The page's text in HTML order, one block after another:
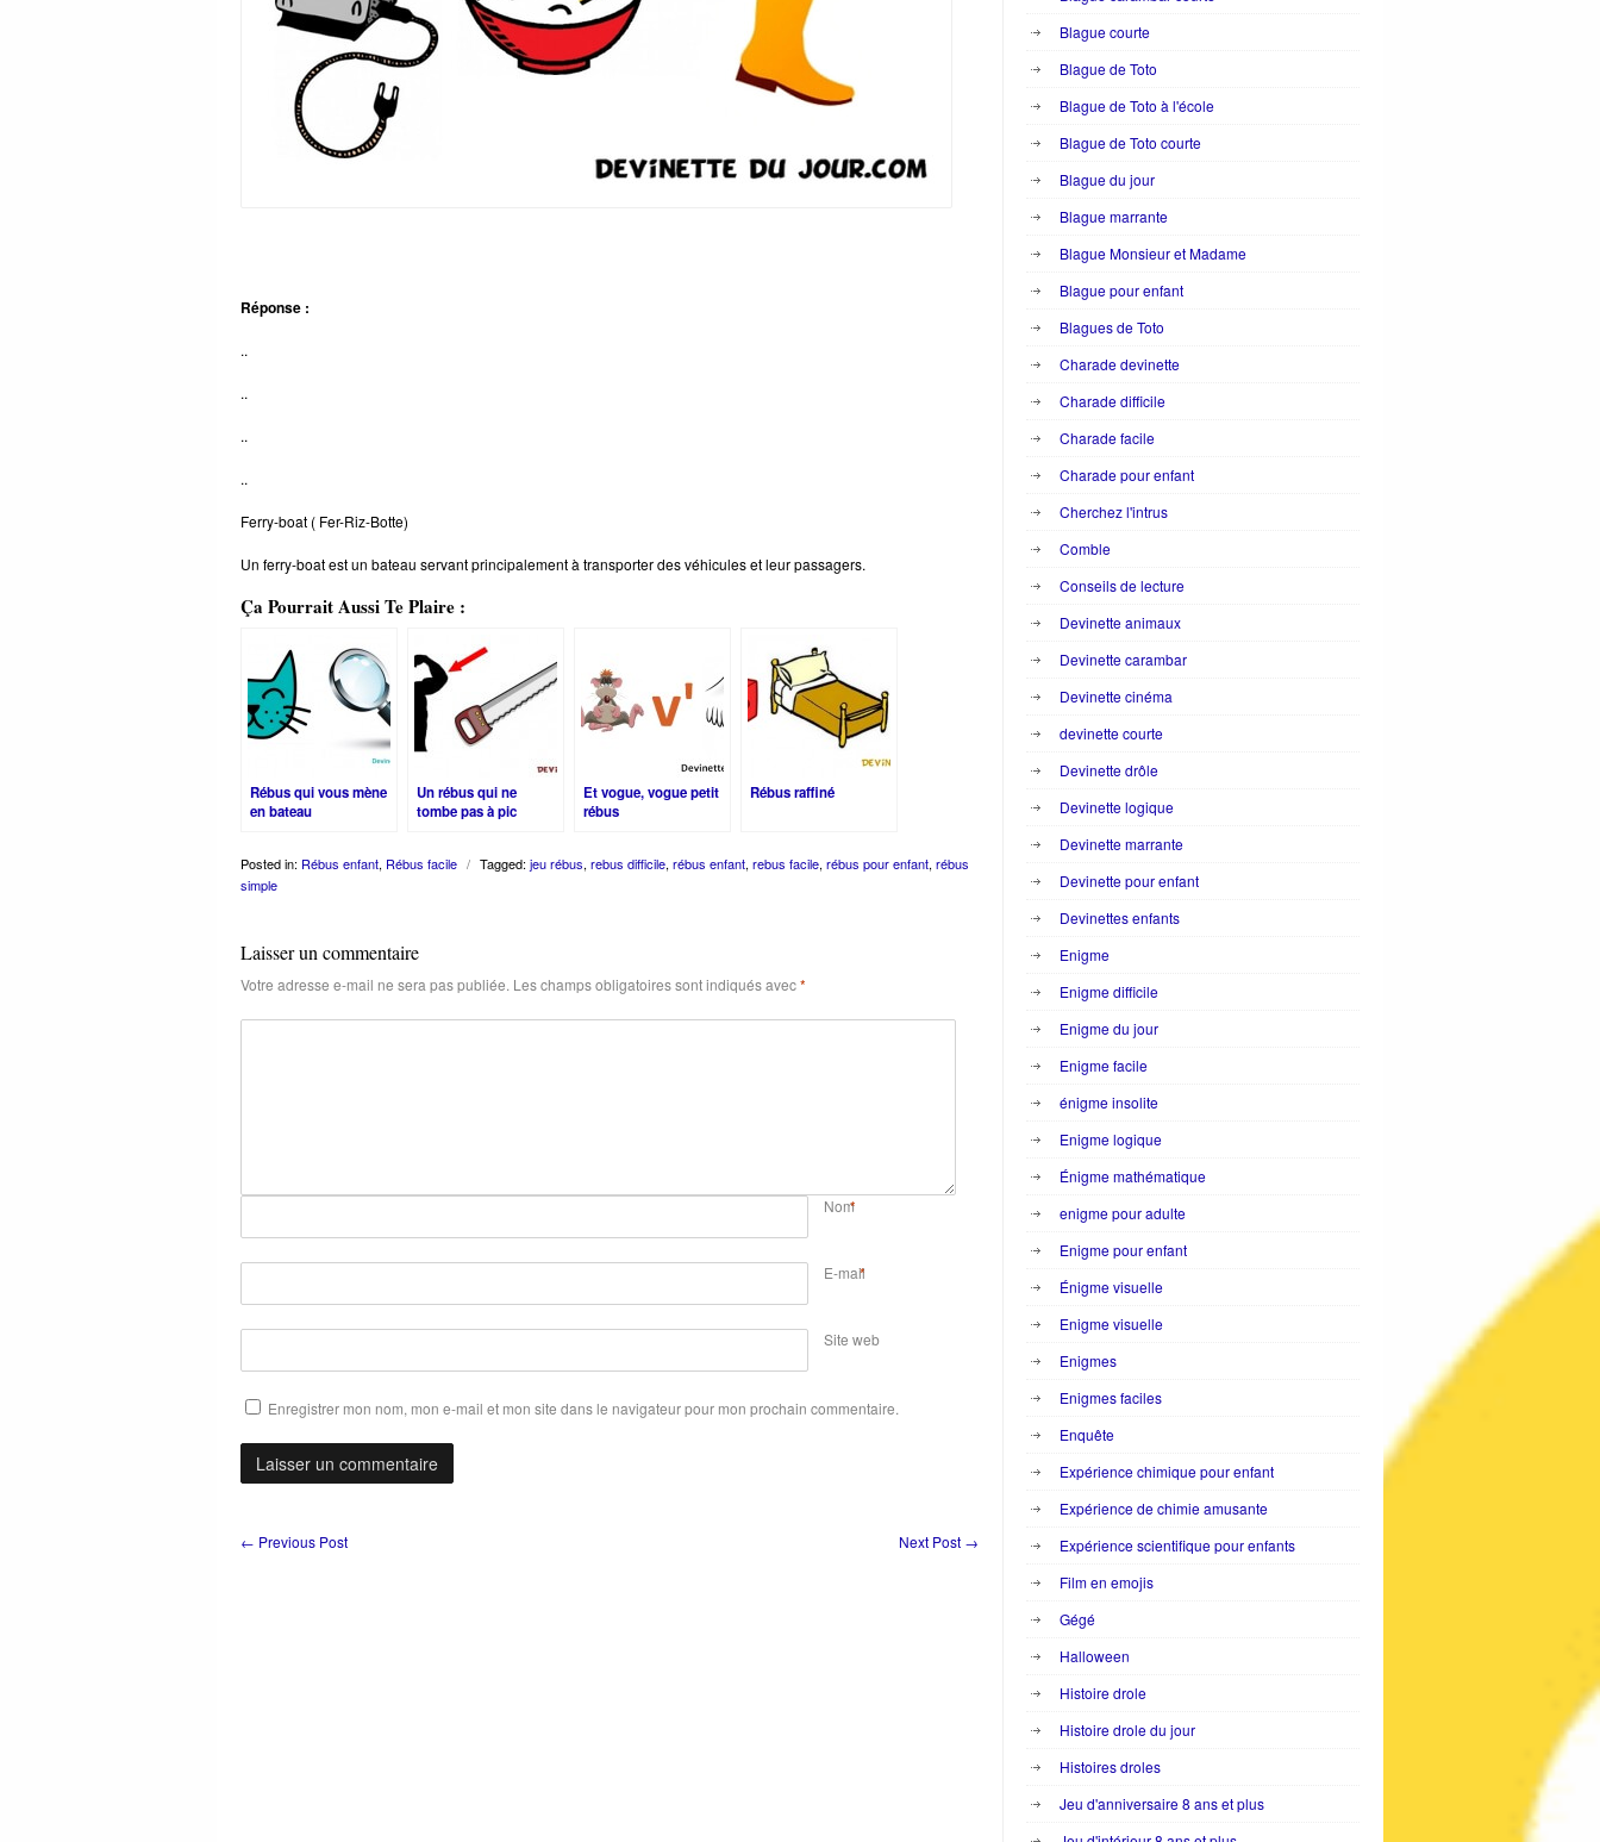
Réponse :
..
..
..
..
Ferry-boat ( Fer-Riz-Botte)
Un ferry-boat est un bateau servant principalement à transporter des véhicules et leur passagers.
Ça Pourrait Aussi Te Plaire :
Rébus qui vous mène
en bateau
Un rébus qui ne
tombe pas à pic
Et vogue, vogue petit
rébus
Rébus raffiné
Posted in: Rébus enfant, Rébus facile / Tagged: jeu rébus, rebus difficile, rébus enfant, rebus facile, rébus pour enfant, rébus
simple
Laisser un commentaire
Votre adresse e-mail ne sera pas publiée. Les champs obligatoires sont indiqués avec*
Nom*
E-mail
*
Site web
Enregistrer mon nom, mon e-mail et mon site dans le navigateur pour mon prochain commentaire.
← Previous Post Next Post →
Blague courte
Blague de Toto
Blague de Toto à l'école
Blague de Toto courte
Blague du jour
Blague marrante
Blague Monsieur et Madame
Blague pour enfant
Blagues de Toto
Charade devinette
Charade difficile
Charade facile
Charade pour enfant
Cherchez l'intrus
Comble
Conseils de lecture
Devinette animaux
Devinette carambar
Devinette cinéma
devinette courte
Devinette drôle
Devinette logique
Devinette marrante
Devinette pour enfant
Devinettes enfants
Enigme
Enigme difficile
Enigme du jour
Enigme facile
énigme insolite
Enigme logique
Énigme mathématique
enigme pour adulte
Enigme pour enfant
Énigme visuelle
Enigme visuelle
Enigmes
Enigmes faciles
Enquête
Expérience chimique pour enfant
Expérience de chimie amusante
Expérience scientifique pour enfants
Film en emojis
Gégé
Halloween
Histoire drole
Histoire drole du jour
Histoires droles
Jeu d'anniversaire 8 ans et plus